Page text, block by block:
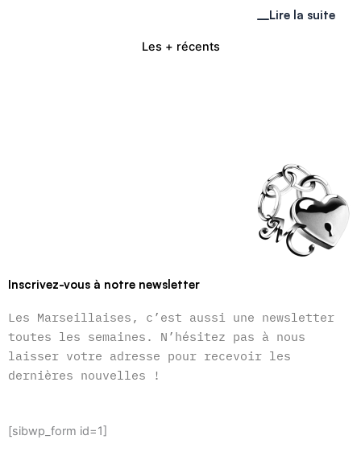
Les + récents
Lire la suite
Inscrivez-vous à notre newsletter
Les Marseillaises, c’est aussi une newsletter
toutes les semaines. N’hésitez pas à nous
laisser votre adresse pour recevoir les
dernières nouvelles !
[sibwp_form id=1]